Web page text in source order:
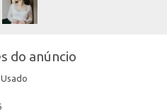
do anúncio
Usado